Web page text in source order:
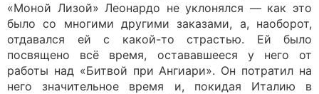
«Моной Лизой» Леонардо не уклонялся — как это
было со многими другими заказами, а, наоборот,
отдавался ей с какой-то страстью. Ей было
посвящено всё время, остававшееся у него от
работы над «Битвой при Ангиари». Он потратил на
него значительное время и, покидая Италию в